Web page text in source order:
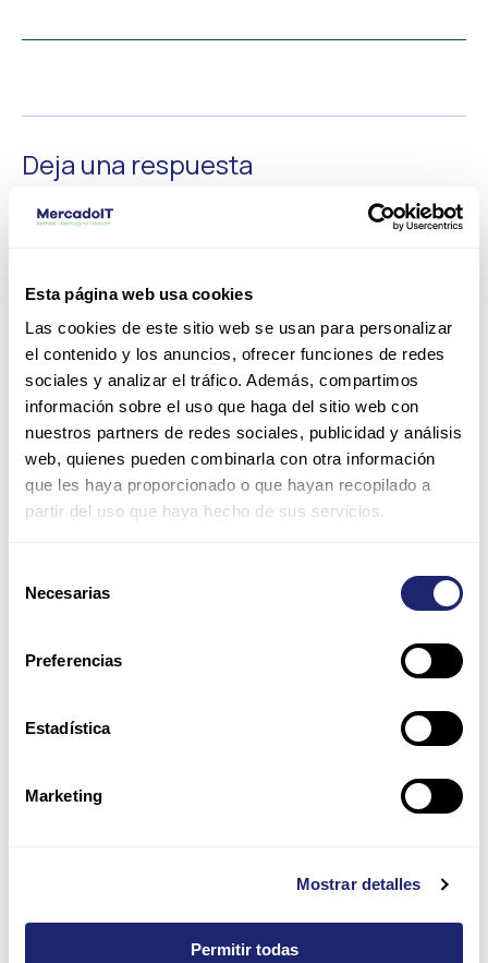
Esta página web usa cookies
Las cookies de este sitio web se usan para personalizar
el contenido y los anuncios, ofrecer funciones de redes
sociales y analizar el tráfico. Además, compartimos
información sobre el uso que haga del sitio web con
nuestros partners de redes sociales, publicidad y análisis
web, quienes pueden combinarla con otra información
que les haya proporcionado o que hayan recopilado a
partir del uso que haya hecho de sus servicios.
Necesarias
Preferencias
Estadística
Marketing
Mostrar detalles
Permitir todas
Deja una respuesta
Tu dirección de correo electrónico no será publicada. Los
campos obligatorios están marcados con
electrónico*
Guarda mi nombre, correo electrónico y web en este
5 × 2 =